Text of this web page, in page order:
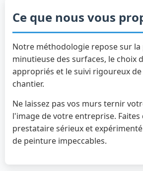
Ce que nous vous
Notre méthodologie repose sur
minutieuse des surfaces, le choix
appropriés et le suivi rigoureux
chantier.
Ne laissez pas vos murs ternir
l'image de votre entreprise. Faites
prestataire sérieux et
de peinture impeccables.